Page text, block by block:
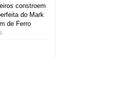
constroem
do Mark
de Ferro